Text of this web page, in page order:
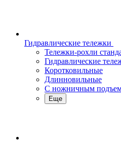
Гидравлические тележки
Тележки-рохли
Гидравлические
Коротковильные
Длинновильные
С ножничным
Еще